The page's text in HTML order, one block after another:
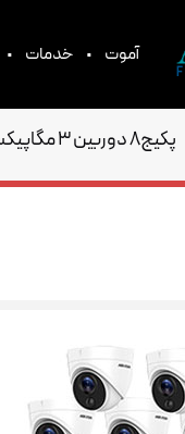
آموت • خدمات •
پکیج8 دوربین 3 مگاپیکسلی هایک ویژن